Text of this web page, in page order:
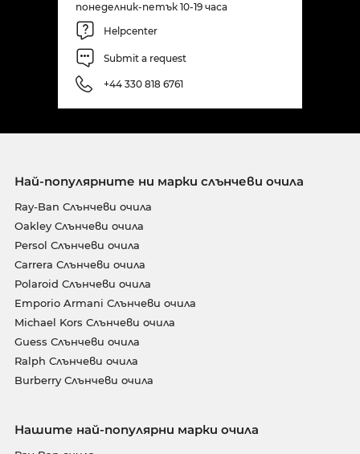
понеделник-петък 10-19 часа
Helpcenter
Submit a request
+44 330 818 6761
Най-популярните ни марки слънчеви очила
Ray-Ban Слънчеви очила
Oakley Слънчеви очила
Persol Слънчеви очила
Carrera Слънчеви очила
Polaroid Слънчеви очила
Emporio Armani Слънчеви очила
Michael Kors Слънчеви очила
Guess Слънчеви очила
Ralph Слънчеви очила
Burberry Слънчеви очила
Нашите най-популярни марки очила